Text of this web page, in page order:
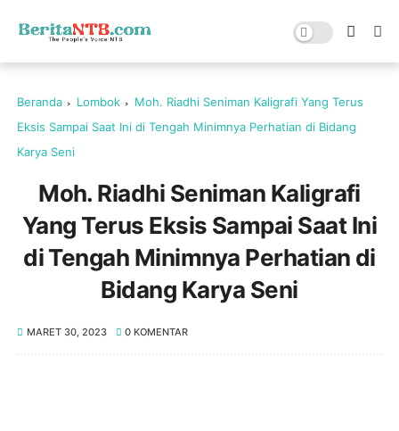
Beranda Lombok
Moh. Riadhi Seniman Kaligrafi Yang Terus
Eksis Sampai Saat Ini di Tengah Minimnya Perhatian di Bidang
Karya Seni
Moh. Riadhi Seniman Kaligrafi
Yang Terus Eksis Sampai Saat Ini
di Tengah Minimnya Perhatian di
Bidang Karya Seni
MARET 30, 2023 0 KOMENTAR